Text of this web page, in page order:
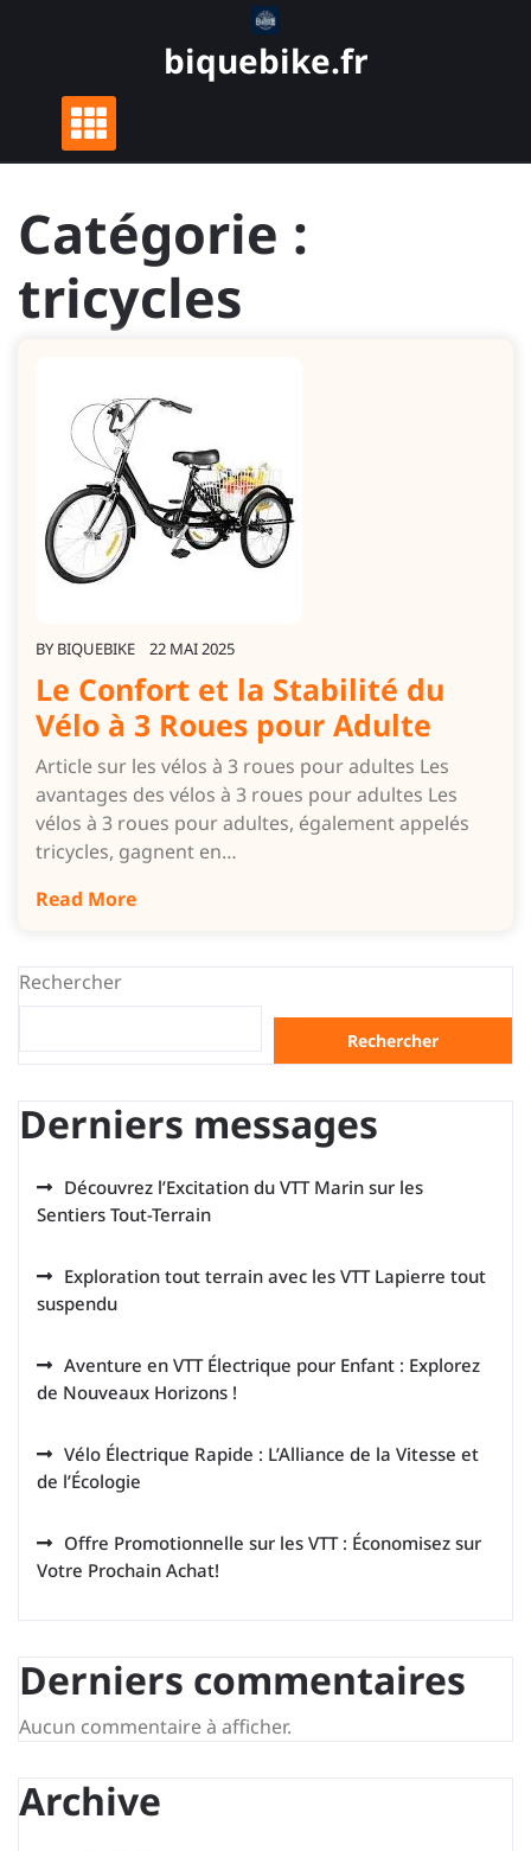
biquebike.fr
Catégorie :
tricycles
BY BIQUEBIKE 22 MAI 2025
Le Confort et la Stabilité du
Vélo à 3 Roues pour Adulte
Article sur les vélos à 3 roues pour adultes Les
avantages des vélos à 3 roues pour adultes Les
vélos à 3 roues pour adultes, également appelés
tricycles, gagnent en…
Read More
Rechercher
Rechercher
Derniers messages
Découvrez l’Excitation du VTT Marin sur les
Sentiers Tout-Terrain
Exploration tout terrain avec les VTT Lapierre tout
suspendu
Aventure en VTT Électrique pour Enfant : Explorez
de Nouveaux Horizons !
Vélo Électrique Rapide : L’Alliance de la Vitesse et
de l’Écologie
Offre Promotionnelle sur les VTT : Économisez sur
Votre Prochain Achat!
Derniers commentaires
Aucun commentaire à afficher.
Archive